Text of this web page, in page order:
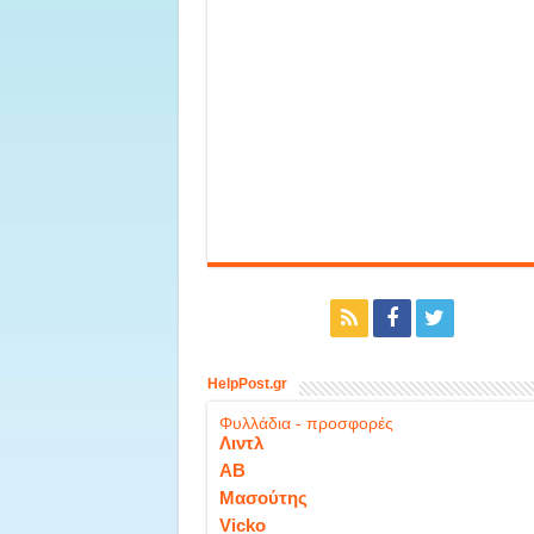
HelpPost.gr
Φυλλάδια - προσφορές
Λιντλ
ΑΒ
Μασούτης
Vicko